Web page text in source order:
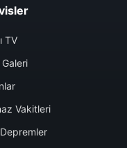
TV
Galeri
Vakitleri